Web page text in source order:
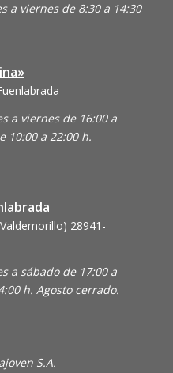
a viernes de 8:30 a 14:30
a viernes de 16:00 a
10:00 a 22:00 h.
28941-
a sábado de 17:00 a
h. Agosto cerrado.
S.A.